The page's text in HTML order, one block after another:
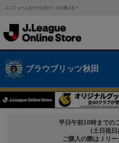
ユニフォームなどの公式グッズが買える！
ブラウブリッツ秋田
平日午前10時までの
（土日祝日
ご購入の際はＪリー